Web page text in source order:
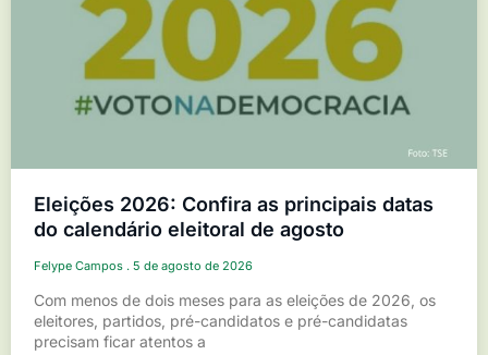
Eleições 2026: Confira as principais datas
do calendário eleitoral de agosto
Felype Campos 5 de agosto de 2026
Com menos de dois meses para as eleições de 2026, os
eleitores, partidos, pré-candidatos e pré-candidatas
precisam ficar atentos a